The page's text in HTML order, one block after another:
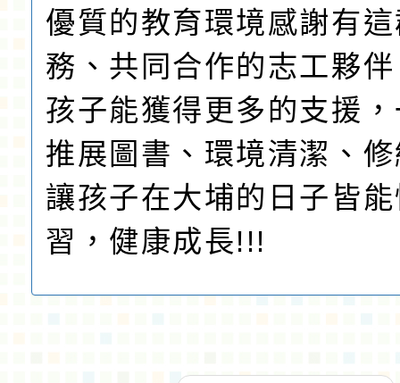
優質的教育環境感謝有
務、共同合作的志工夥
孩子能獲得更多的支援
推展圖書、環境清潔、
讓孩子在大埔的日子皆
習，健康成長!!!